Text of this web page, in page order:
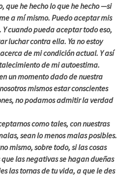
que he hecho lo que he hecho —si
a mí mismo. Puedo aceptar mis
cuando pueda aceptar todo eso,
luchar contra ella. Ya no estoy
de mi condición actual. Y así
de mi autoestima.
un momento dado de nuestra
mismos estar conscientes
no podamos admitir la verdad
como tales, con nuestras
sean lo menos malas posibles.
mismo, sobre todo, si las cosas
las negativas se hagan dueñas
las tornas de tu vida, a que le des